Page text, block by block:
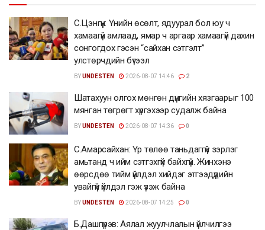
С.Цэнгүүн: Үнийн өсөлт, ядуурал бол юу ч
хамаагүй амлаад, ямар ч аргаар хамаагүй дахин
сонгогдох гэсэн “сайхан сэтгэлт”
улстөрчдийн бүтээл
BYUNDESTEN 2026-08-07 14:46 2
Шатахуун олгох мөнгөн дүнгийн хязгаарыг 100
мянган төгрөгт хүргэхээр судалж байна
BYUNDESTEN 2026-08-07 14:36 0
С.Амарсайхан: Үр төлөө таньдаггүй зэрлэг
амьтанд ч ийм сэтгэхгүй байхгүй. Жинхэнэ
өөрсдөө тийм үйлдэл хийдэг этгээдүүдийн
увайгүй үйлдэл гэж үзэж байна
BYUNDESTEN 2026-08-07 14:25 0
Б.Дашпүрэв: Аялал жуулчлалын үйлчилгээ